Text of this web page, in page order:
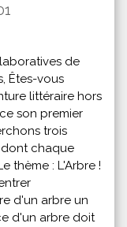
de
Êtes-vous
littéraire hors
son premier
trois
chaque
thème : L'Arbre !
d'un arbre un
d'un arbre doit